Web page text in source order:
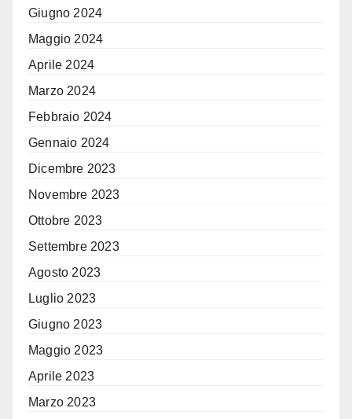
Giugno 2024
Maggio 2024
Aprile 2024
Marzo 2024
Febbraio 2024
Gennaio 2024
Dicembre 2023
Novembre 2023
Ottobre 2023
Settembre 2023
Agosto 2023
Luglio 2023
Giugno 2023
Maggio 2023
Aprile 2023
Marzo 2023